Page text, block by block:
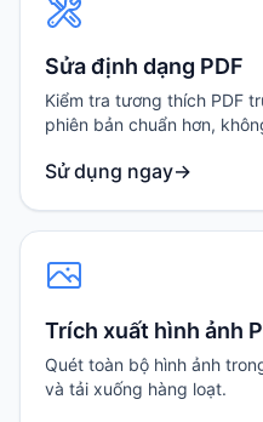
Sửa định dạng PDF
Kiểm tra tương thích PDF
phiên bản chuẩn hơn,
Sử dụng ngay→
Trích xuất hình ảnh
Quét toàn bộ hình ảnh
và tải xuống hàng loạt.